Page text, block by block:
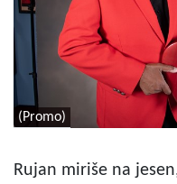
(Promo)
Rujan miriše na